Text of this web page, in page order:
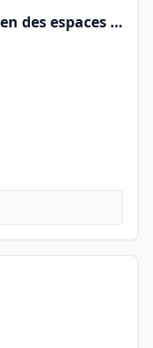
Pays Vert | Jardinage et entretien des espaces verts | Paysagiste (77)